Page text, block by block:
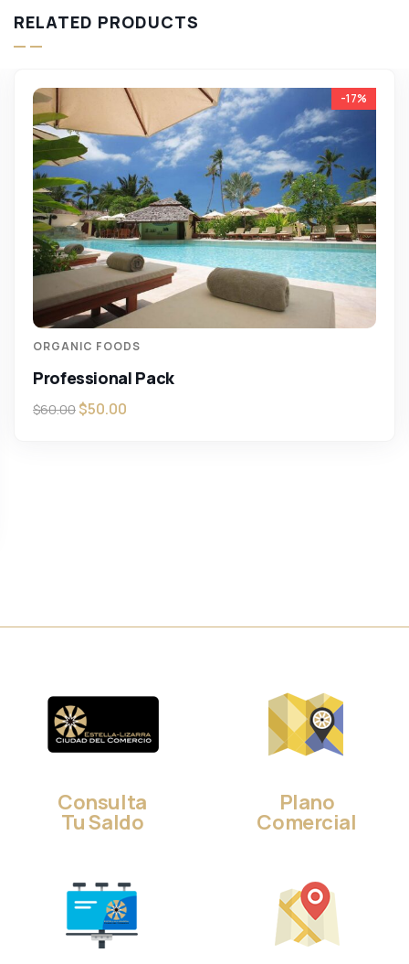
RELATED PRODUCTS
-17%
ORGANIC FOODS
Professional Pack
$60.00$50.00
Consulta
Tu Saldo
Plano
Comercial